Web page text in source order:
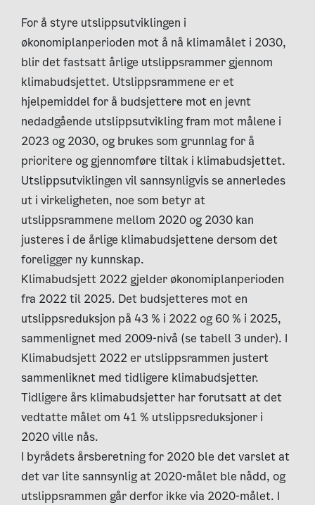
For å styre utslippsutviklingen i
økonomiplanperioden mot å nå klimamålet i 2030,
blir det fastsatt årlige utslippsrammer gjennom
klimabudsjettet. Utslippsrammene er et
hjelpemiddel for å budsjettere mot en jevnt
nedadgående utslippsutvikling fram mot målene i
2023 og 2030, og brukes som grunnlag for å
prioritere og gjennomføre tiltak i klimabudsjettet.
Utslippsutviklingen vil sannsynligvis se annerledes
ut i virkeligheten, noe som betyr at
utslippsrammene mellom 2020 og 2030 kan
justeres i de årlige klimabudsjettene dersom det
foreligger ny kunnskap.
Klimabudsjett 2022 gjelder økonomiplanperioden
fra 2022 til 2025. Det budsjetteres mot en
utslippsreduksjon på 43 % i 2022 og 60 % i 2025,
sammenlignet med 2009-nivå (se tabell 3 under). I
Klimabudsjett 2022 er utslippsrammen justert
sammenliknet med tidligere klimabudsjetter.
Tidligere års klimabudsjetter har forutsatt at det
vedtatte målet om 41 % utslippsreduksjoner i
2020 ville nås.
I byrådets årsberetning for 2020 ble det varslet at
det var lite sannsynlig at 2020-målet ble nådd, og
utslippsrammen går derfor ikke via 2020-målet. I